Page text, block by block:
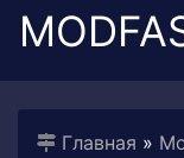
Главная »